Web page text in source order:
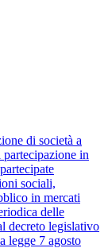
di società a
in
sociali,
in mercati
delle
decreto legislativo
legge 7 agosto